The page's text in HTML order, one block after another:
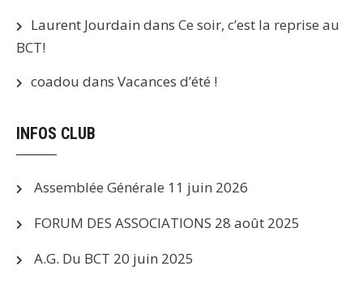
Laurent Jourdain dans Ce soir, c’est la reprise au
BCT!
coadou dans Vacances d’été !
INFOS CLUB
Assemblée Générale 11 juin 2026
FORUM DES ASSOCIATIONS 28 août 2025
A.G. Du BCT 20 juin 2025